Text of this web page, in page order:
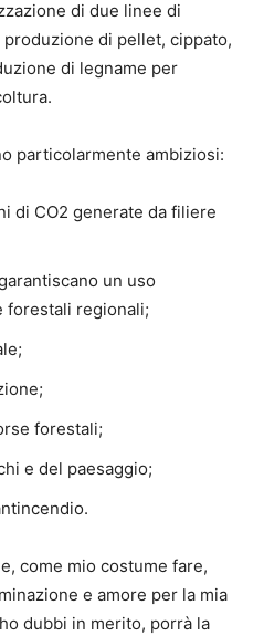
di due linee di
di pellet, cippato,
di legname per
particolarmente ambiziosi:
di CO2 generate da filiere
un uso
forestali regionali;
forestali;
e del paesaggio;
come mio costume fare,
e amore per la mia
dubbi in merito, porrà la